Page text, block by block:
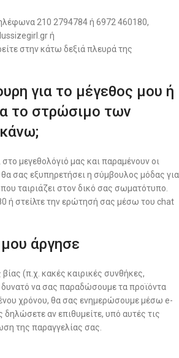
210 2794784 ή 6972 460180,
ή
στην κάτω δεξιά πλευρά της
για το μέγεθος μου ή
το στρώσιμο των
μεγεθολόγιό μας και παραμένουν οι
σας εξυπηρετήσει η σύμβουλος μόδας για
ταιριάζει στον δικό σας σωματότυπο.
ή στείλτε την ερώτησή σας μέσω του chat
άργησε
(π.χ. κακές καιρικές συνθήκες,
δυνατό να σας παραδώσουμε τα προϊόντα
χρόνου, θα σας ενημερώσουμε μέσω e-
δηλώσετε αν επιθυμείτε, υπό αυτές τις
της παραγγελίας σας.